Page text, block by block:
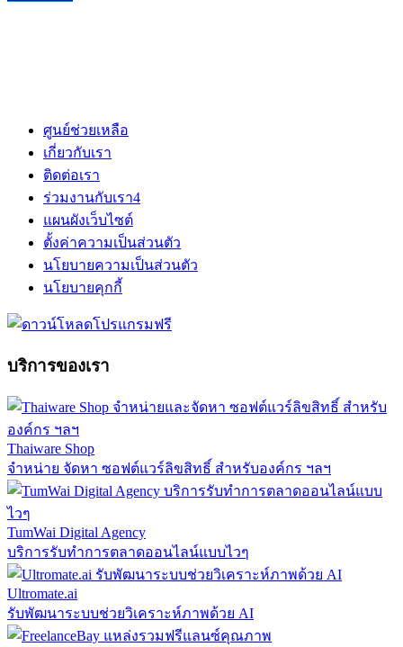
ศูนย์ช่วยเหลือ
เกี่ยวกับเรา
ติดต่อเรา
ร่วมงานกับเรา4
แผนผังเว็บไซต์
ตั้งค่าความเป็นส่วนตัว
นโยบายความเป็นส่วนตัว
นโยบายคุกกี้
บริการของเรา
Thaiware Shop
จำหน่าย จัดหา ซอฟต์แวร์ลิขสิทธิ์ สำหรับองค์กร ฯลฯ
TumWai Digital Agency
บริการรับทำการตลาดออนไลน์แบบไวๆ
Ultromate.ai
รับพัฒนาระบบช่วยวิเคราะห์ภาพด้วย AI